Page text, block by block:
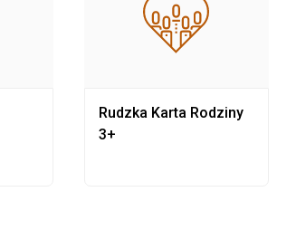
Rudzka Karta Rodziny
3+